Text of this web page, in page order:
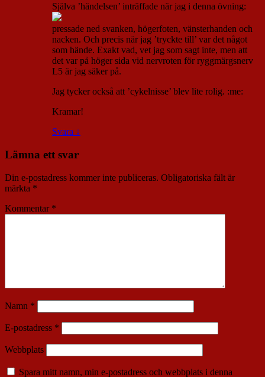
Själva ’händelsen’ inträffade när jag i denna övning:
pressade ned svanken, högerfoten, vänsterhanden och
nacken. Och precis när jag ’tryckte till’ var det något
som hände. Exakt vad, vet jag som sagt inte, men att
det var på höger sida vid nervroten för ryggmärgsnerv
L5 är jag säker på.
Jag tycker också att ’cykelnisse’ blev lite rolig. :me:
Kramar!
Svara ↓
Lämna ett svar
Din e-postadress kommer inte publiceras. Obligatoriska fält är
märkta *
Kommentar *
Namn *
E-postadress *
Webbplats
Spara mitt namn, min e-postadress och webbplats i denna